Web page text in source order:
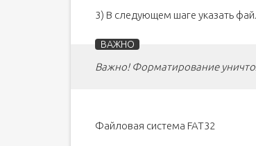
3) В следующем шаге указать
Важно! Форматирование
Файловая система FAT32